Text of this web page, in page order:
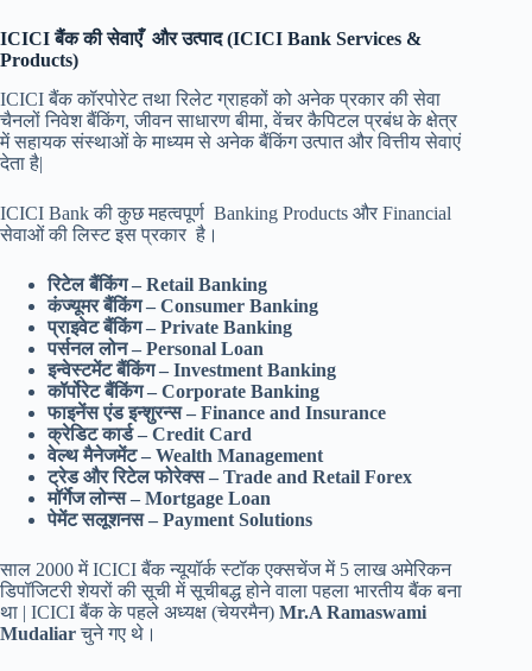
ICICI बैंक की सेवाएँ और उत्पाद (ICICI Bank Services &
Products)
ICICI बैंक कॉरपोरेट तथा रिलेट ग्राहकों को अनेक प्रकार की सेवा
चैनलों निवेश बैंकिंग, जीवन साधारण बीमा, वेंचर कैपिटल प्रबंध के क्षेत्र
में सहायक संस्थाओं के माध्यम से अनेक बैंकिंग उत्पात और वित्तीय सेवाएं
देता है|
ICICI Bank की कुछ महत्वपूर्ण Banking Products और Financial
सेवाओं की लिस्ट इस प्रकार है।
रिटेल बैंकिंग – Retail Banking
कंज्यूमर बैंकिंग – Consumer Banking
प्राइवेट बैंकिंग – Private Banking
पर्सनल लोन – Personal Loan
इन्वेस्टमेंट बैंकिंग – Investment Banking
कॉर्पोरेट बैंकिंग – Corporate Banking
फाइनेंस एंड इन्शुरन्स – Finance and Insurance
क्रेडिट कार्ड – Credit Card
वेल्थ मैनेजमेंट – Wealth Management
ट्रेड और रिटेल फोरेक्स – Trade and Retail Forex
मॉर्गेज लोन्स – Mortgage Loan
पेमेंट सलूशनस – Payment Solutions
साल 2000 में ICICI बैंक न्यूयॉर्क स्टॉक एक्सचेंज में 5 लाख अमेरिकन
डिपॉजिटरी शेयरों की सूची में सूचीबद्ध होने वाला पहला भारतीय बैंक बना
था | ICICI बैंक के पहले अध्यक्ष (चेयरमैन) Mr.A Ramaswami
Mudaliarचुने गए थे।